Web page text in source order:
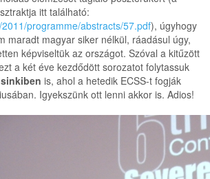
itt található:
programme/abstracts/57.pdf), úgyhogy
maradt magyar siker nélkül, ráadásul úgy,
képviseltük az országot. Szóval a kitűzött
a két éve kezdődött sorozatot folytassuk
is, ahol a hetedik ECSS-t fogják
Igyekszünk ott lenni akkor is. Adios!